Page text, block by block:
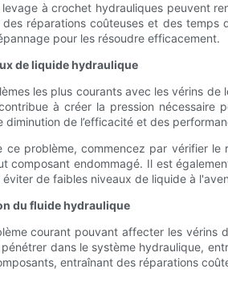
à crochet hydrauliques peuvent
réparations coûteuses et des temps
pour les résoudre efficacement.
de liquide hydraulique
les plus courants avec les vérins
à créer la pression nécessaire
diminution de l’efficacité et des
ce problème, commencez par vérifier
composant endommagé. Il est
éviter de faibles niveaux de liquide à
du fluide hydraulique
courant pouvant affecter les vérins
dans le système hydraulique,
entraînant des réparations